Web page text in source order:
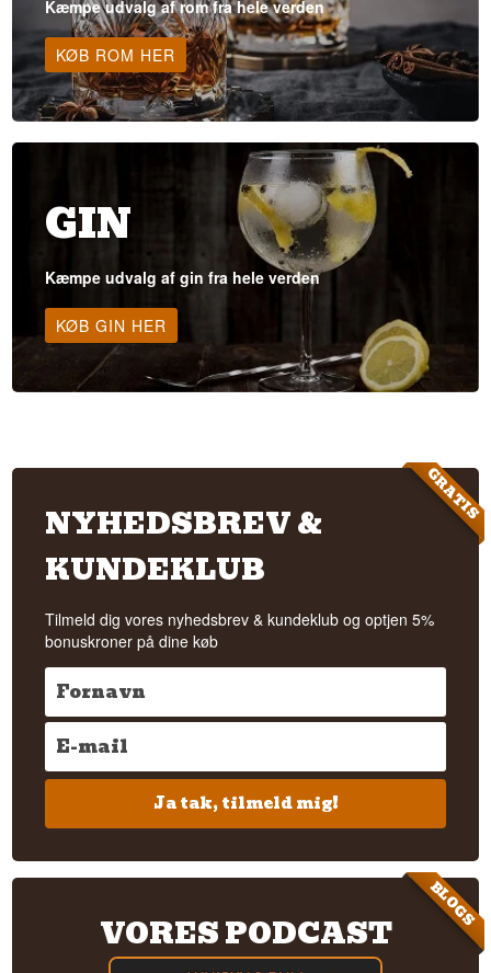
Kæmpe udvalg af rom fra hele verden
KØB ROM HER
GIN
Kæmpe udvalg af gin fra hele verden
KØB GIN HER
GRATIS
NYHEDSBREV &
KUNDEKLUB
Tilmeld dig vores nyhedsbrev & kundeklub og optjen 5%
bonuskroner på dine køb
Ja tak, tilmeld mig!
BLOGS
VORES PODCAST